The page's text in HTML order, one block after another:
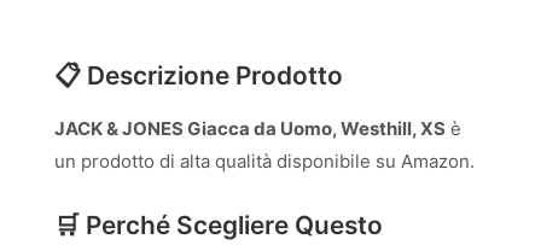
📋 Descrizione Prodotto
JACK & JONES Giacca da Uomo, Westhill, XS è
un prodotto di alta qualità disponibile su Amazon.
🛒 Perché Scegliere Questo